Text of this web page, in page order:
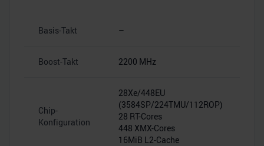
Basis-Takt –
Boost-Takt 2200 MHz
Chip-
Konfiguration
28Xe/448EU
(3584SP/224TMU/112ROP)
28 RT-Cores
448 XMX-Cores
16MiB L2-Cache